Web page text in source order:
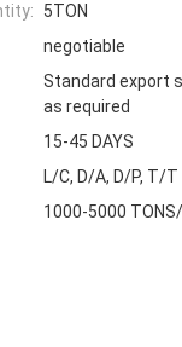
5TON
negotiable
Standard export
as required
15-45 DAYS
L/C, D/A, D/P, T/T
1000-5000